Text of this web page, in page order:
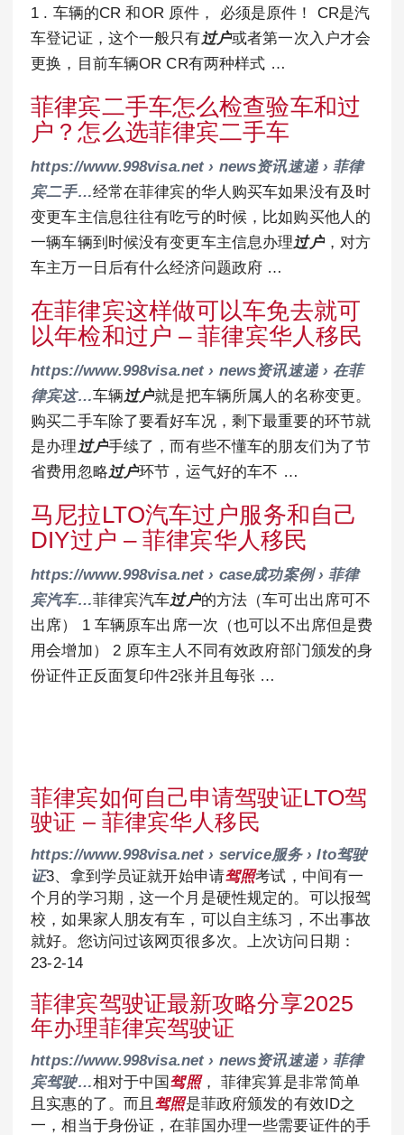
1 . 车辆的CR 和OR 原件， 必须是原件！ CR是汽
车登记证，这个一般只有过户或者第一次入户才会
更换，目前车辆OR CR有两种样式 …
菲律宾二手车怎么检查验车和过
户？怎么选菲律宾二手车
https://www.998visa.net › news资讯速递 › 菲律
宾二手…经常在菲律宾的华人购买车如果没有及时
变更车主信息往往有吃亏的时候，比如购买他人的
一辆车辆到时候没有变更车主信息办理过户，对方
车主万一日后有什么经济问题政府 …
在菲律宾这样做可以车免去就可
以年检和过户 – 菲律宾华人移民
https://www.998visa.net › news资讯速递 › 在菲
律宾这…车辆过户就是把车辆所属人的名称变更。
购买二手车除了要看好车况，剩下最重要的环节就
是办理 过户手续了，而有些不懂车的朋友们为了节
省费用忽略过户环节，运气好的车不 …
马尼拉LTO汽车过户服务和自己
DIY过户 – 菲律宾华人移民
https://www.998visa.net › case成功案例 › 菲律
宾汽车…菲律宾汽车过户的方法（车可出出席可不
出席） 1 车辆原车出席一次（也可以不出席但是费
用会增加） 2 原车主人不同有效政府部门颁发的身
份证件正反面复印件2张并且每张 …
菲律宾如何自己申请驾驶证LTO驾
驶证 – 菲律宾华人移民
https://www.998visa.net › service服务 › lto驾驶
证3、拿到学员证就开始申请驾照考试，中间有一
个月的学习期，这一个月是硬性规定的。可以报驾
校，如果家人朋友有车，可以自主练习，不出事故
就好。您访问过该网页很多次。上次访问日期：
23-2-14
菲律宾驾驶证最新攻略分享2025
年办理菲律宾驾驶证
https://www.998visa.net › news资讯速递 › 菲律
宾驾驶…相对于中国 驾照， 菲律宾算是非常简单
且实惠的了。而且 驾照是菲政府颁发的有效ID之
一，相当于身份证，在菲国办理一些需要证件的手